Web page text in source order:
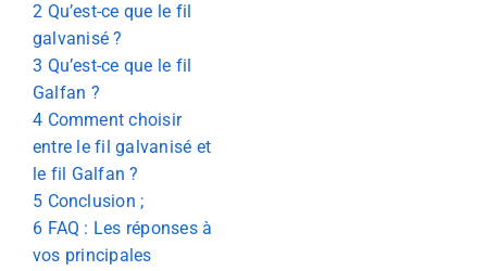
2 Qu’est-ce que le fil
galvanisé ?
3 Qu’est-ce que le fil
Galfan ?
4 Comment choisir
entre le fil galvanisé et
le fil Galfan ?
5 Conclusion ;
6 FAQ : Les réponses à
vos principales